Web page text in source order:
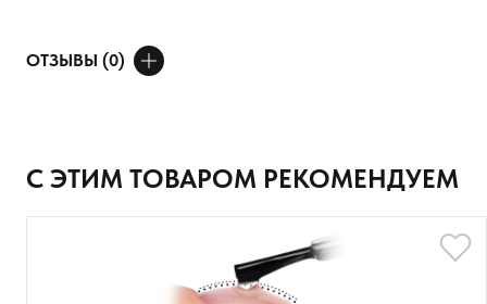
ОТЗЫВЫ (0)
ДОБАВИТЬ ОТЗЫВ
Ваше имя
Товар
Расскажите о впечатлениях
С ЭТИМ ТОВАРОМ РЕКОМЕНДУЕМ